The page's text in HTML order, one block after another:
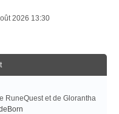
2026 13:30
RuneQuest et de Glorantha